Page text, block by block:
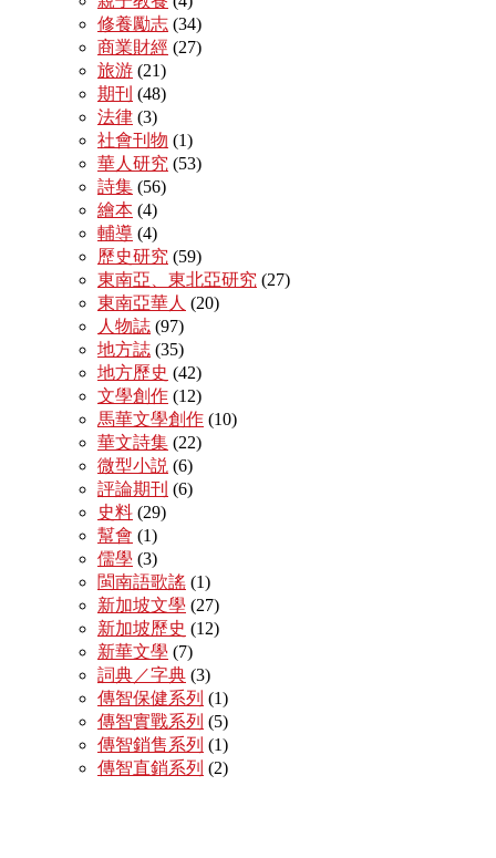
修養勵志 (34)
商業財經 (27)
旅游 (21)
期刊 (48)
法律 (3)
社會刊物 (1)
華人研究 (53)
詩集 (56)
繪本 (4)
輔導 (4)
歷史研究 (59)
東南亞、東北亞研究 (27)
東南亞華人 (20)
人物誌 (97)
地方誌 (35)
地方歷史 (42)
文學創作 (12)
馬華文學創作 (10)
華文詩集 (22)
微型小説 (6)
評論期刊 (6)
史料 (29)
幫會 (1)
儒學 (3)
閩南語歌謠 (1)
新加坡文學 (27)
新加坡歷史 (12)
新華文學 (7)
詞典／字典 (3)
傳智保健系列 (1)
傳智實戰系列 (5)
傳智銷售系列 (1)
傳智直銷系列 (2)